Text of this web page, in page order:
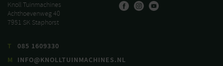
Knoll Tuinmachines
Achthoevenweg 40
7951 SK Staphorst
T
085 1609330
M
INFO@KNOLLTUINMACHINES.NL